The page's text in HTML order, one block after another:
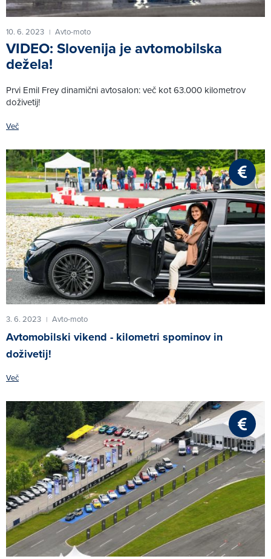
10. 6. 2023 | Avto-moto
VIDEO: Slovenija je avtomobilska
dežela!
Prvi Emil Frey dinamični avtosalon: več kot 63.000 kilometrov
doživetij!
Več
3. 6. 2023 | Avto-moto
Avtomobilski vikend - kilometri spominov in
doživetij!
Več